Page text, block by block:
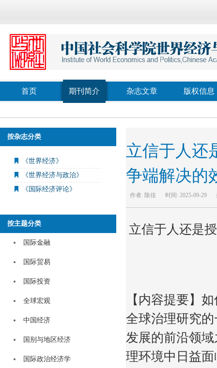
首页 期刊简介 杂志文章 版权信息
按杂志分类
《世界经济》
《世界经济与政治》
《国际经济评论》
按主题分类
国际金融
国际贸易
国际投资
全球宏观
中国经济
国别与地区经济
国际政治经济学
立信于人
争端解决的
作者: 陈佳 时间: 2025-09-29
立信于人还是
【内容提要】
全球治理研究
发展的前沿领
理环境中日益